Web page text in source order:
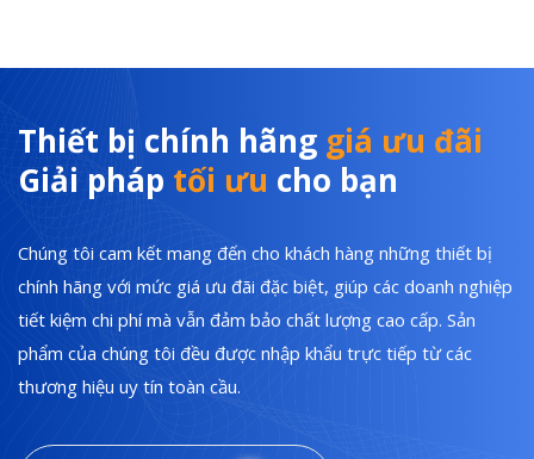
Thiết bị chính hãng giá ưu đãi
Giải pháp tối ưu cho bạn
Chúng tôi cam kết mang đến cho khách hàng những thiết bị
chính hãng với mức giá ưu đãi đặc biệt, giúp các doanh nghiệp
tiết kiệm chi phí mà vẫn đảm bảo chất lượng cao cấp. Sản
phẩm của chúng tôi đều được nhập khẩu trực tiếp từ các
thương hiệu uy tín toàn cầu.